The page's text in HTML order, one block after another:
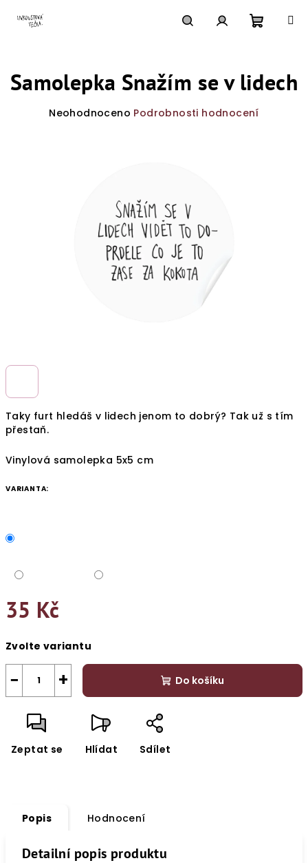
košík
Taky furt hledáš v lidech jenom to dobrý? Tak už s tím
přestaň.
Vinylová samolepka 5x5 cm
VARIANTA:
35 Kč
cena:
Zvolte variantu
+
− Do košíku
Zeptat se Hlídat Sdílet
Samolepka Snažím se v lidech
PrůměrnéNeohodnoceno Podrobnosti hodnocení
Popis Hodnocení
Detailní popis produktu